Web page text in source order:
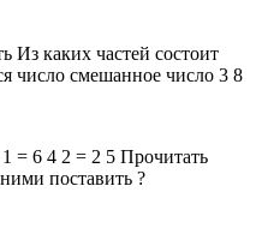
Из каких частей состоит
число смешанное число 3 8
= 6 4 2 = 2 5 Прочитать
поставить ?